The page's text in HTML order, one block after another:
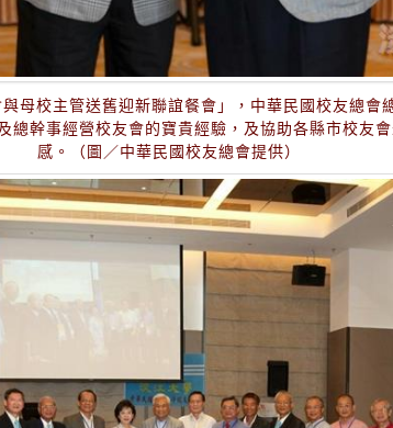
母校主管送舊迎新聯誼餐會」，中華民國校友總會
幹事經營校友會的寶貴經驗，及協助各縣市校友
感。（圖／中華民國校友總會提供）